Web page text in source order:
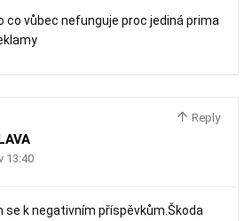
co vůbec nefunguje proc jediná prima
Reply
13:40
se k negativním příspěvkům.Škoda